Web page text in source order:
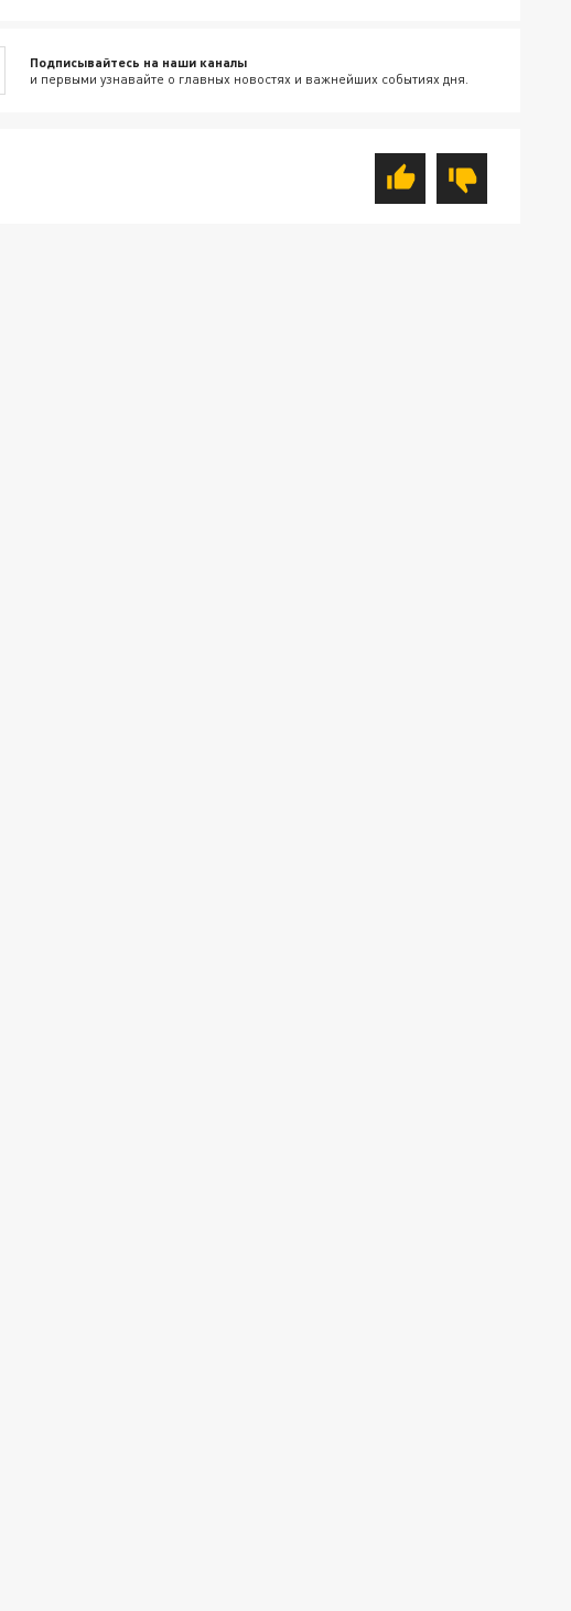
Подписывайтесь на наши каналы
и первыми узнавайте о главных новостях и важнейших событиях дня.